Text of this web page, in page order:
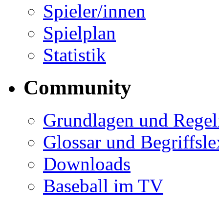
Spieler/innen
Spielplan
Statistik
Community
Grundlagen und
Glossar und
Downloads
Baseball im TV